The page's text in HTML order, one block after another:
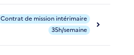
Contrat de mission intérimaire
35h/semaine